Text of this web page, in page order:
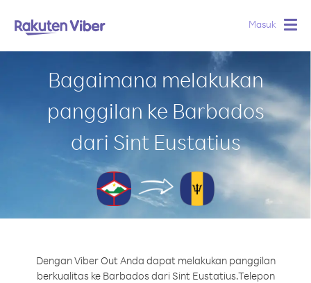
Masuk
Bagaimana melakukan
panggilan ke Barbados
dari Sint Eustatius
Dengan Viber Out Anda dapat melakukan panggilan
berkualitas ke Barbados dari Sint Eustatius.Telepon